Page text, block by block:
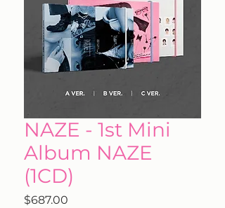
NAZE - 1st Mini
Album NAZE
(1CD)
$687.00